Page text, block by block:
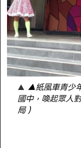
▲紙風車青少
國中，喚起眾人
局）